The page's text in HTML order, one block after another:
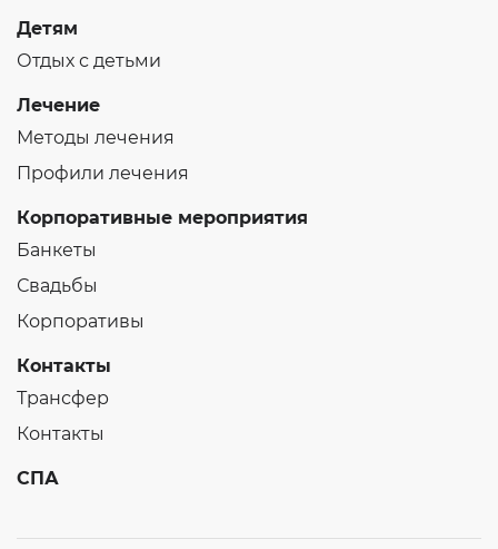
Детям
Отдых с детьми
Лечение
Методы лечения
Профили лечения
Корпоративные мероприятия
Банкеты
Свадьбы
Корпоративы
Контакты
Трансфер
Контакты
СПА